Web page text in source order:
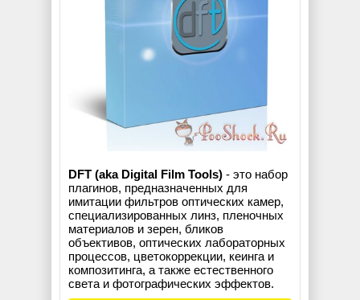
DFT (aka Digital Film Tools) - это набор
плагинов, предназначенных для
имитации фильтров оптических камер,
специализированных линз, пленочных
материалов и зерен, бликов
объективов, оптических лабораторных
процессов, цветокоррекции, кеинга и
композитинга, а также естественного
света и фотографических эффектов.